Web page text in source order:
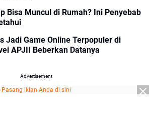
Bisa Muncul di Rumah? Ini Penyebab
Jadi Game Online Terpopuler di
APJII Beberkan Datanya
Advertisement
Pasang iklan Anda di sini